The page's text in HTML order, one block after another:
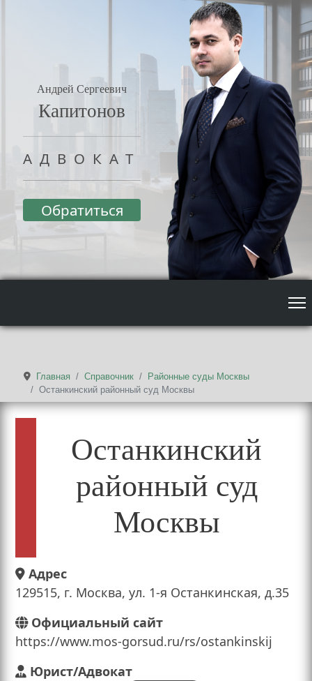
Андрей Сергеевич
Капитонов
АДВОКАТ
Обратиться
Главная Справочник
Районные суды Москвы
Останкинский районный суд Москвы
Останкинский
районный суд
Москвы
Адрес
129515, г. Москва, ул. 1-я Останкинская, д.35
Официальный сайт
https://www.mos-gorsud.ru/rs/ostankinskij
Юрист/Адвокат